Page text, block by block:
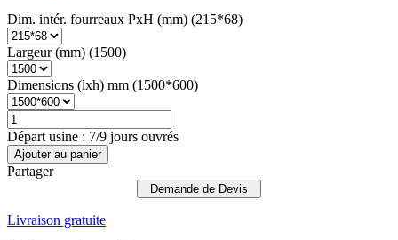
Dim. intér. fourreaux PxH (mm) (215*68)
Largeur (mm) (1500)
Dimensions (lxh) mm (1500*600)
Départ usine : 7/9 jours ouvrés
Ajouter au panier
Partager
Demande de Devis
Livraison gratuite